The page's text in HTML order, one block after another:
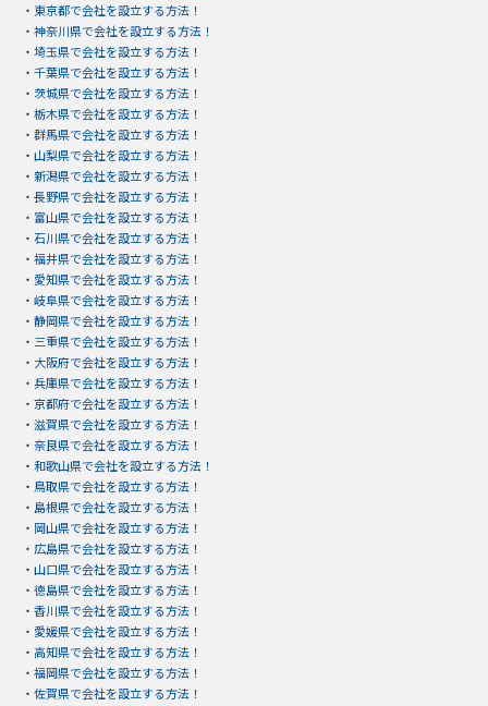
・ 東京都で会社を設立する方法！
・ 神奈川県で会社を設立する方法！
・ 埼玉県で会社を設立する方法！
・ 千葉県で会社を設立する方法！
・ 茨城県で会社を設立する方法！
・ 栃木県で会社を設立する方法！
・ 群馬県で会社を設立する方法！
・ 山梨県で会社を設立する方法！
・ 新潟県で会社を設立する方法！
・ 長野県で会社を設立する方法！
・ 富山県で会社を設立する方法！
・ 石川県で会社を設立する方法！
・ 福井県で会社を設立する方法！
・ 愛知県で会社を設立する方法！
・ 岐阜県で会社を設立する方法！
・ 静岡県で会社を設立する方法！
・ 三重県で会社を設立する方法！
・ 大阪府で会社を設立する方法！
・ 兵庫県で会社を設立する方法！
・ 京都府で会社を設立する方法！
・ 滋賀県で会社を設立する方法！
・ 奈良県で会社を設立する方法！
・ 和歌山県で会社を設立する方法！
・ 鳥取県で会社を設立する方法！
・ 島根県で会社を設立する方法！
・ 岡山県で会社を設立する方法！
・ 広島県で会社を設立する方法！
・ 山口県で会社を設立する方法！
・ 徳島県で会社を設立する方法！
・ 香川県で会社を設立する方法！
・ 愛媛県で会社を設立する方法！
・ 高知県で会社を設立する方法！
・ 福岡県で会社を設立する方法！
・ 佐賀県で会社を設立する方法！